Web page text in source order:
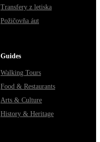
Transfery z letiska
Požičovňa áut
Guides
Walking Tours
Food & Restaurants
Arts & Culture
History & Heritage